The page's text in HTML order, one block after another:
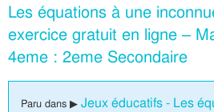
Les équations à une
exercice gratuit en ligne –
4eme : 2eme Secondaire
Paru dans ▶ Jeux éducatifs - Les